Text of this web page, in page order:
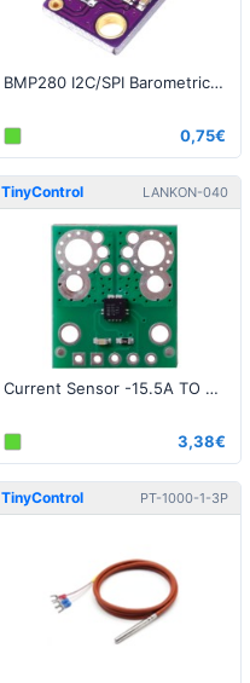
BMP280 I2C/SPI Barometric Pressure Altitude Sensor
0,75€
TinyControl LANKON-040
Current Sensor -15.5A TO + 15.5A
3,38€
TinyControl PT-1000-1-3P